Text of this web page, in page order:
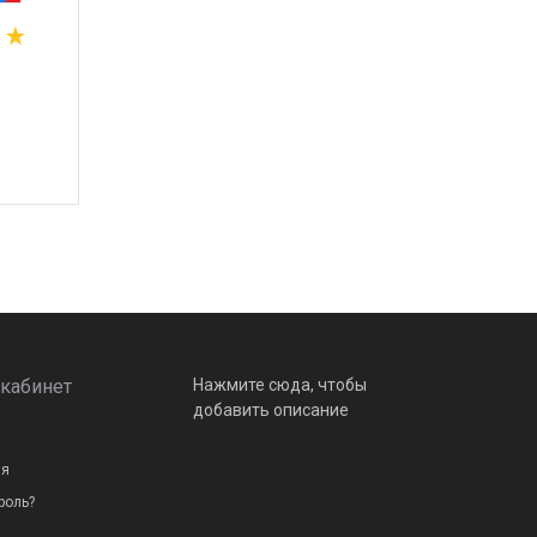
Нажмите сюда, чтобы
добавить описание